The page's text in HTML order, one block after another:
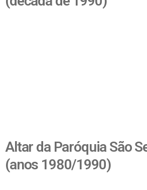
Altar da Paróquia São
(anos 1980/1990)